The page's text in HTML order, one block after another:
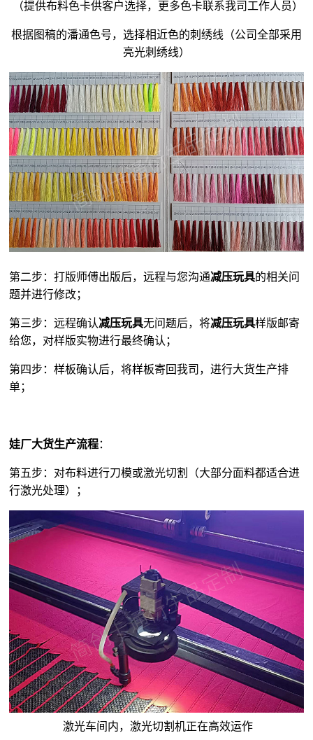
（提供布料色卡供客户选择，更多色卡联系我司工作人员）
根据图稿的潘通色号，选择相近色的刺绣线（公司全部采用
亮光刺绣线）
第二步：打版师傅出版后，远程与您沟通减压玩具的相关问
题并进行修改；
第三步：远程确认减压玩具无问题后，将减压玩具样版邮寄
给您，对样版实物进行最终确认；
第四步：样板确认后，将样板寄回我司，进行大货生产排
单；
娃厂大货生产流程：
第五步：对布料进行刀模或激光切割（大部分面料都适合进
行激光处理）；
激光车间内，激光切割机正在高效运作